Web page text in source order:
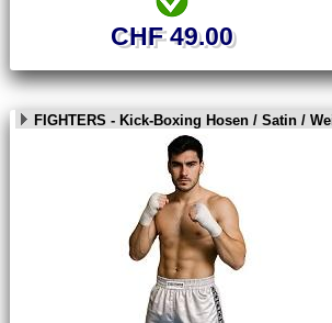
CHF 49.00
FIGHTERS - Kick-Boxing Hosen / Satin /